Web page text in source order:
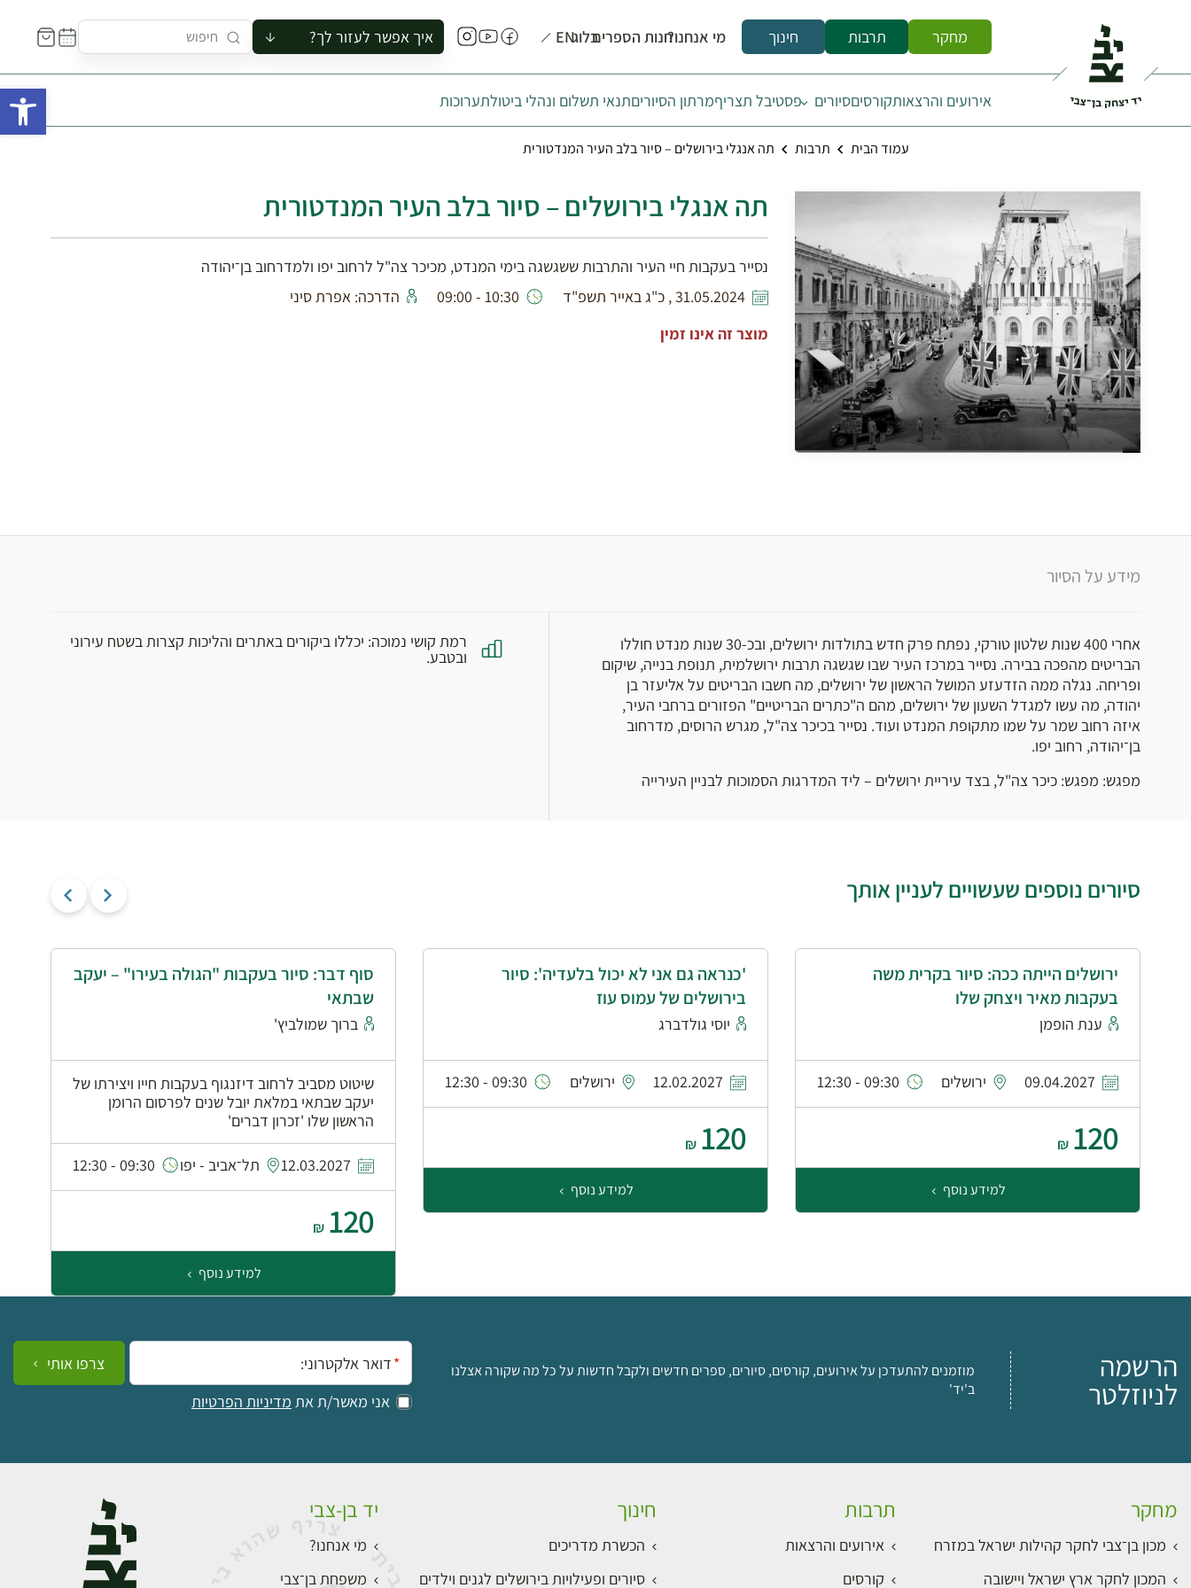
מחקר תרבות חינוך מי אנחנו?חנות הספריםבלוגEN איך אפשר לעזור לך?
להזמין סיור לקבוצה
להירשם לסיור
להירשם לקורס
לתאם ביקור בצריף
אירועים והרצאותקורסיםסיורים פסטיבל תצריףמרתון הסיוריםתנאי תשלום ונהלי ביטולתערוכות
עמוד הבית תרבות תה אנגלי בירושלים – סיור בלב העיר המנדטורית
תה אנגלי בירושלים – סיור בלב העיר המנדטורית
נסייר בעקבות חיי העיר והתרבות ששגשגה בימי המנדט, מכיכר צה"ל לרחוב יפו ולמדרחוב בן־יהודה
31.05.2024 , כ"ג באייר תשפ"ד
10:30 - 09:00
הדרכה: אפרת סיני
מוצר זה אינו זמין
מידע על הסיור
אחרי 400 שנות שלטון טורקי, נפתח פרק חדש בתולדות ירושלים, ובכ-30 שנות מנדט חוללו
הבריטים מהפכה בבירה. נסייר במרכז העיר שבו שגשגה תרבות ירושלמית, תנופת בנייה, שיקום
ופריחה. נגלה ממה הזדעזע המושל הראשון של ירושלים, מה חשבו הבריטים על אליעזר בן
יהודה, מה עשו למגדל השעון של ירושלים, מהם ה"כתרים הבריטיים" הפזורים ברחבי העיר,
איזה רחוב שמר על שמו מתקופת המנדט ועוד. נסייר בכיכר צה"ל, מגרש הרוסים, מדרחוב
בן־יהודה, רחוב יפו.
מפגש: מפגש: כיכר צה"ל, בצד עיריית ירושלים – ליד המדרגות הסמוכות לבניין העירייה
רמת קושי נמוכה: יכללו ביקורים באתרים והליכות קצרות בשטח עירוני
ובטבע.
סיורים נוספים שעשויים לעניין אותך
ירושלים הייתה ככה: סיור בקרית משה
בעקבות מאיר ויצחק שלו
ענת הופמן
09.04.2027 ירושלים 09:30 - 12:30
120
₪
למידע נוסף
'כנראה גם אני לא יכול בלעדיה': סיור
בירושלים של עמוס עוז
יוסי גולדברג
12.02.2027 ירושלים 09:30 - 12:30
120
₪
למידע נוסף
סוף דבר: סיור בעקבות "הגולה בעירו" – יעקב
שבתאי
ברוך שמולביץ'
שיטוט מסביב לרחוב דיזנגוף בעקבות חייו ויצירתו של
יעקב שבתאי במלאת יובל שנים לפרסום הרומן
הראשון שלו 'זכרון דברים'
12.03.2027 תל־אביב - יפו 09:30 - 12:30
120
₪
למידע נוסף
הרשמה
לניוזלטר
מוזמנים להתעדכן על אירועים, קורסים, סיורים, ספרים חדשים ולקבל חדשות על כל מה שקורה אצלנו
ב'יד'
אימייל:
אני מאשר/ת את מדיניות הפרטיות
צרפו אותי
מחקר
מכון בן־צבי לחקר קהילות ישראל במזרח
המכון לחקר ארץ ישראל ויישובה
תרבות
אירועים והרצאות
קורסים
חינוך
הכשרת מדריכים
סיורים ופעילויות בירושלים לגנים וילדים
יד בן-צבי
מי אנחנו?
משפחת בן־צבי